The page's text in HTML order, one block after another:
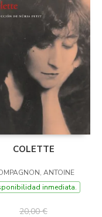
COLETTE
ANTOINE
inmediata.
20,00 €